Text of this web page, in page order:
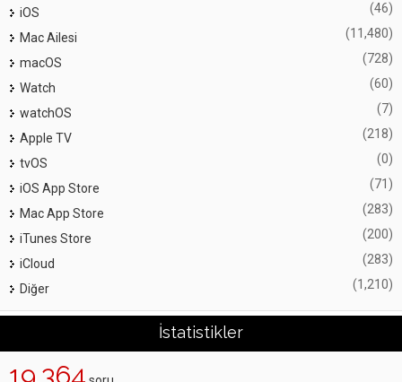
iOS (46)
Mac Ailesi (11,480)
macOS (728)
Watch (60)
watchOS (7)
Apple TV (218)
tvOS (0)
iOS App Store (71)
Mac App Store (283)
iTunes Store (200)
iCloud (283)
Diğer (1,210)
İstatistikler
19,364